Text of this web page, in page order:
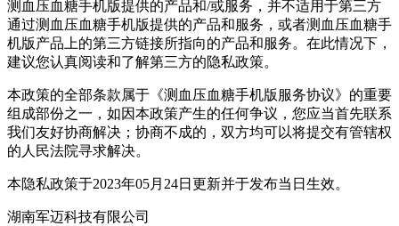
测血压血糖手机版提供的产品和/或服务，并不适用于第三方
通过测血压血糖手机版提供的产品和服务，或者测血压血糖手
机版产品上的第三方链接所指向的产品和服务。在此情况下，
建议您认真阅读和了解第三方的隐私政策。
本政策的全部条款属于《测血压血糖手机版服务协议》的重要
组成部份之一，如因本政策产生的任何争议，您应当首先联系
我们友好协商解决；协商不成的，双方均可以将提交有管辖权
的人民法院寻求解决。
本隐私政策于2023年05月24日更新并于发布当日生效。
湖南军迈科技有限公司